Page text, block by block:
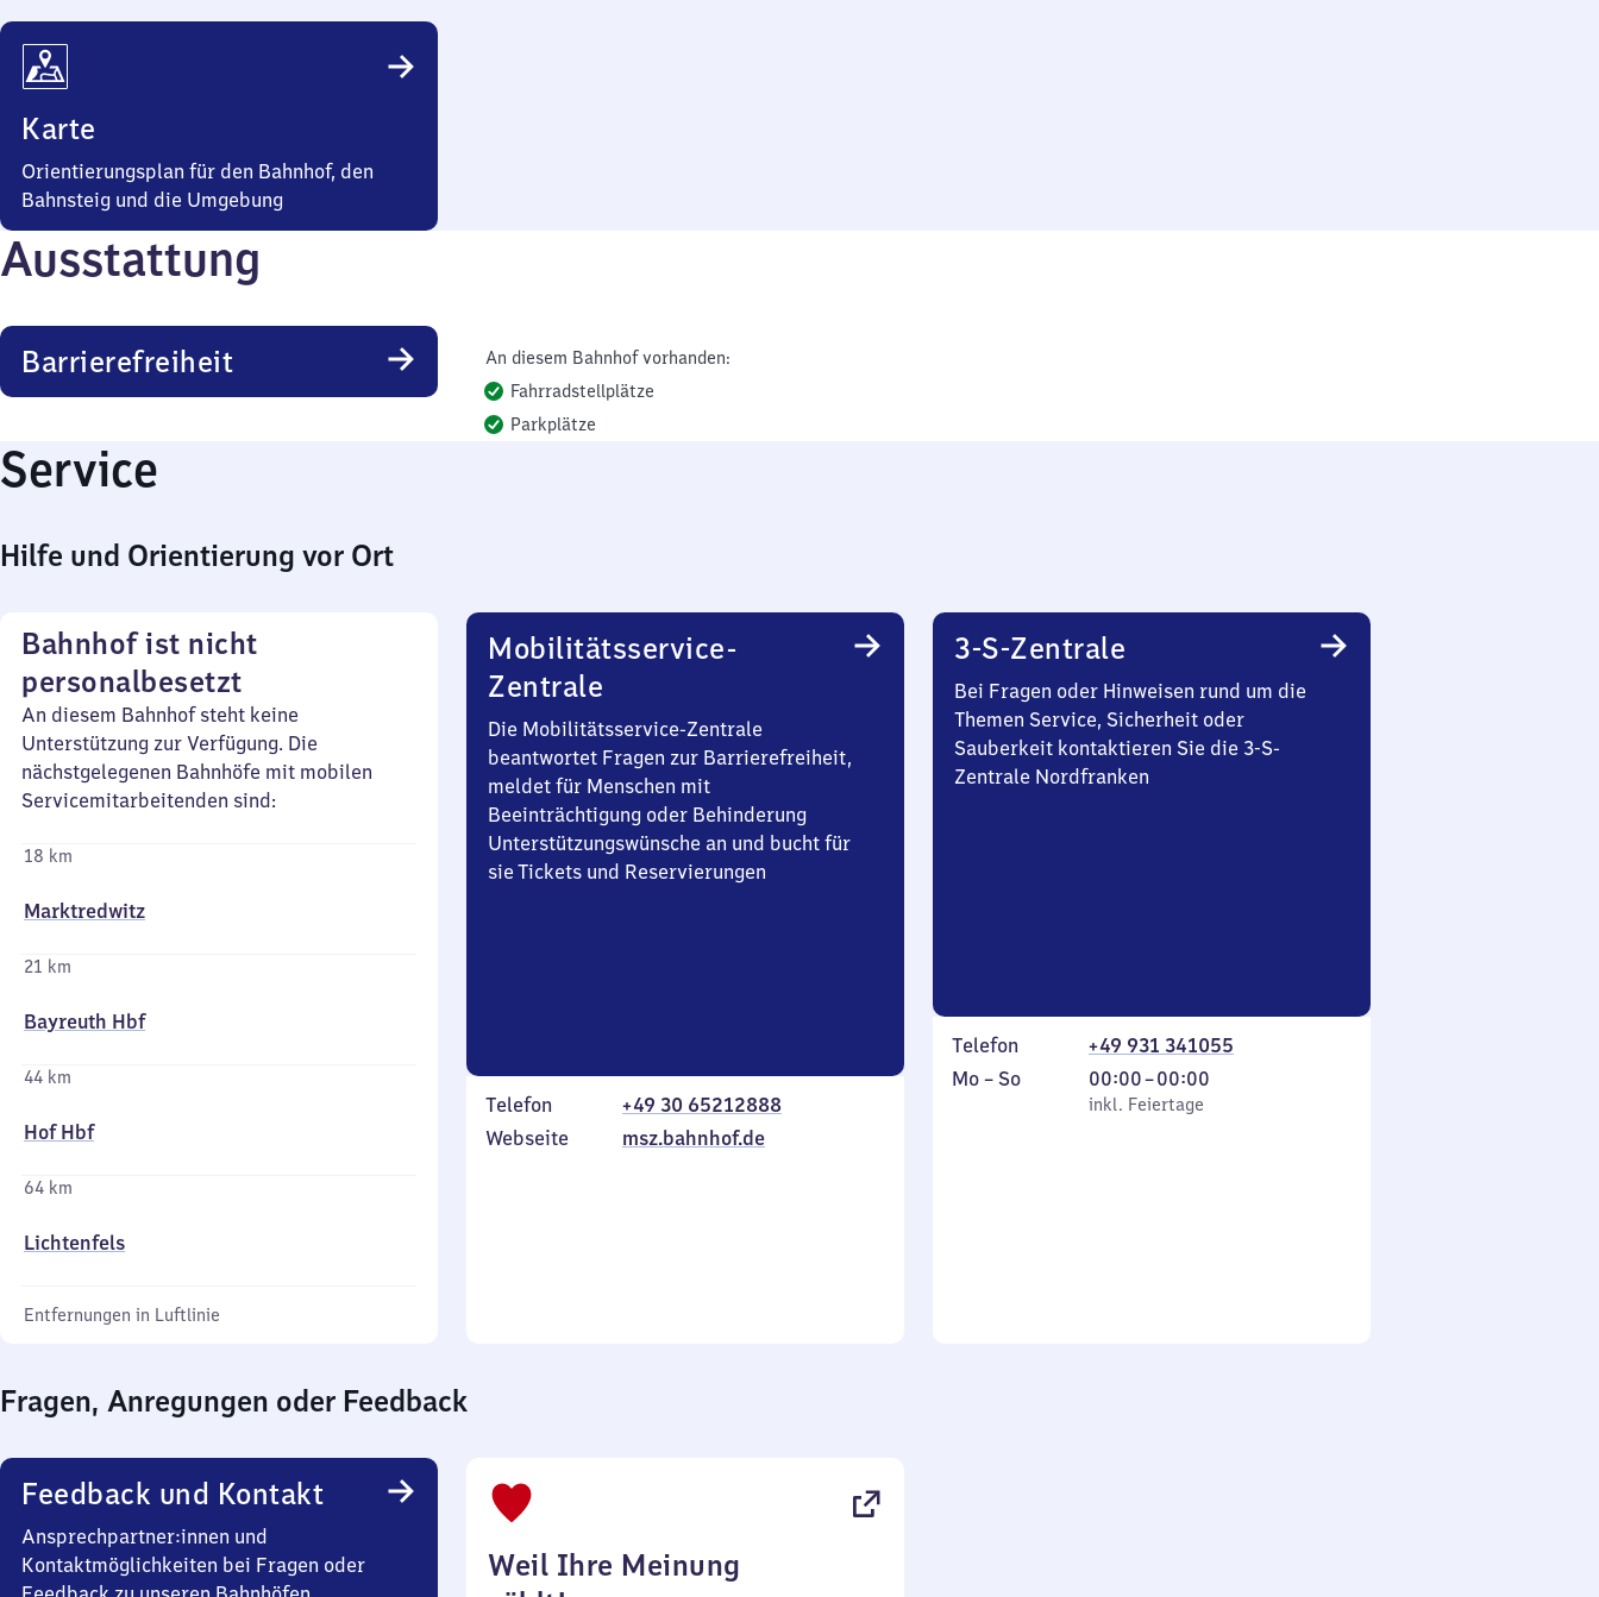
Karte
Orientierungsplan für den Bahnhof, den
Bahnsteig und die Umgebung
Ausstattung
Barrierefreiheit
An diesem Bahnhof vorhanden:
Fahrradstellplätze
Parkplätze
Service
Hilfe und Orientierung vor Ort
Bahnhof ist nicht
personalbesetzt
An diesem Bahnhof steht keine
Unterstützung zur Verfügung. Die
nächstgelegenen Bahnhöfe mit mobilen
Servicemitarbeitenden sind:
18 km
Marktredwitz
21 km
Bayreuth Hbf
44 km
Hof Hbf
64 km
Lichtenfels
Entfernungen in Luftlinie
Mobilitätsservice-
Zentrale
Die Mobilitätsservice-Zentrale
beantwortet Fragen zur Barrierefreiheit,
meldet für Menschen mit
Beeinträchtigung oder Behinderung
Unterstützungswünsche an und bucht für
sie Tickets und Reservierungen
Telefon
+49 30 65212888
Webseite
msz.bahnhof.de
3-S-Zentrale
Bei Fragen oder Hinweisen rund um die
Themen Service, Sicherheit oder
Sauberkeit kontaktieren Sie die 3-S-
Zentrale Nordfranken
Telefon
+49 931 341055
Montag
Mo – So,
inkl. Feiertage
00:00–00:00
Von
0
inkl. Feiertage
Fragen, Anregungen oder Feedback
Feedback und Kontakt
Ansprechpartner:innen und
Kontaktmöglichkeiten bei Fragen oder
Weil Ihre Meinung